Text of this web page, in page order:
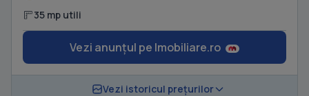
35 mp utili
Vezi anunțul pe Imobiliare.ro
Vezi istoricul prețurilor